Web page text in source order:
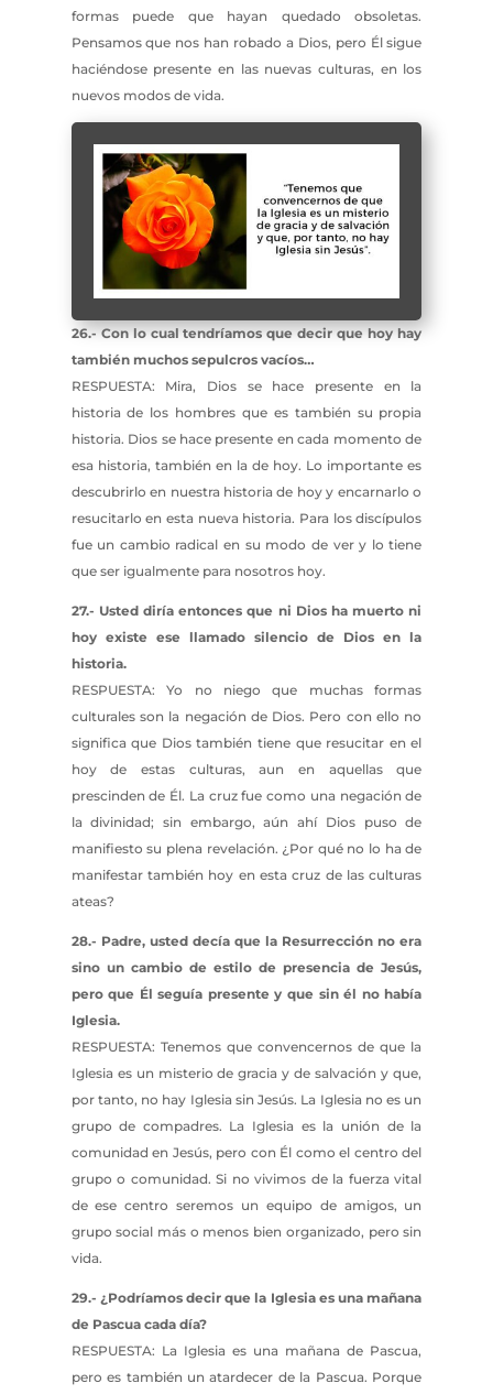
formas puede que hayan quedado obsoletas.
Pensamos que nos han robado a Dios, pero Él sigue
haciéndose presente en las nuevas culturas, en los
nuevos modos de vida.
26.- Con lo cual tendríamos que decir que hoy hay
también muchos sepulcros vacíos…
RESPUESTA: Mira, Dios se hace presente en la
historia de los hombres que es también su propia
historia. Dios se hace presente en cada momento de
esa historia, también en la de hoy. Lo importante es
descubrirlo en nuestra historia de hoy y encarnarlo o
resucitarlo en esta nueva historia. Para los discípulos
fue un cambio radical en su modo de ver y lo tiene
que ser igualmente para nosotros hoy.
27.- Usted diría entonces que ni Dios ha muerto ni
hoy existe ese llamado silencio de Dios en la
historia.
RESPUESTA: Yo no niego que muchas formas
culturales son la negación de Dios. Pero con ello no
significa que Dios también tiene que resucitar en el
hoy de estas culturas, aun en aquellas que
prescinden de Él. La cruz fue como una negación de
la divinidad; sin embargo, aún ahí Dios puso de
manifiesto su plena revelación. ¿Por qué no lo ha de
manifestar también hoy en esta cruz de las culturas
ateas?
28.- Padre, usted decía que la Resurrección no era
sino un cambio de estilo de presencia de Jesús,
pero que Él seguía presente y que sin él no había
Iglesia.
RESPUESTA: Tenemos que convencernos de que la
Iglesia es un misterio de gracia y de salvación y que,
por tanto, no hay Iglesia sin Jesús. La Iglesia no es un
grupo de compadres. La Iglesia es la unión de la
comunidad en Jesús, pero con Él como el centro del
grupo o comunidad. Si no vivimos de la fuerza vital
de ese centro seremos un equipo de amigos, un
grupo social más o menos bien organizado, pero sin
vida.
29.- ¿Podríamos decir que la Iglesia es una mañana
de Pascua cada día?
RESPUESTA: La Iglesia es una mañana de Pascua,
pero es también un atardecer de la Pascua. Porque